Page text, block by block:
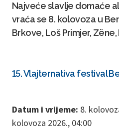
Najveće slavlje domaće
vraća se 8. kolovoza u
Brkove, Loš Primjer,
15. Vlajternativa festival
Datum i vrijeme: 8.
kolovoza 2026., 04:00